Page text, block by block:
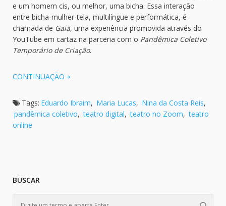
e um homem cis, ou melhor, uma bicha. Essa interação
entre bicha-mulher-tela, multilíngue e performática, é
chamada de Gaia, uma experiência promovida através do
YouTube em cartaz na parceria com o Pandêmica Coletivo
Temporário de Criação.
CONTINUAÇÃO
Tags: Eduardo Ibraim, Maria Lucas, Nina da Costa Reis,
pandêmica coletivo, teatro digital, teatro no Zoom, teatro
online
BUSCAR